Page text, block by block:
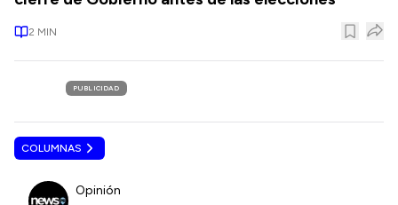
2 MIN
PUBLICIDAD
COLUMNAS
Opinión